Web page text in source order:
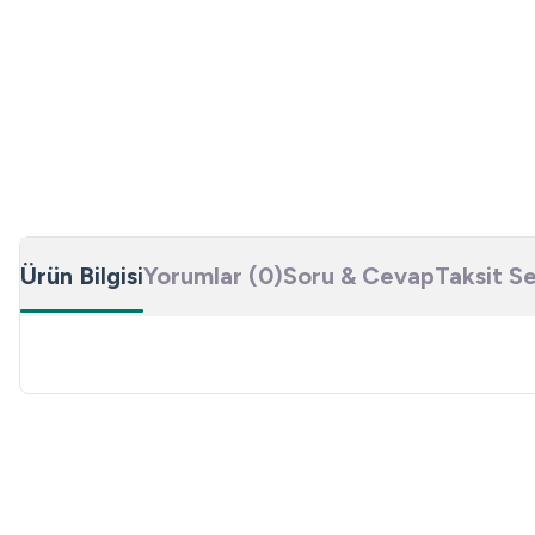
Ürün BilgisiYorumlar (0)Soru & CevapTaksit